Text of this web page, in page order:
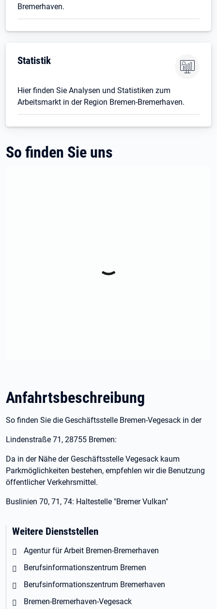
Bremerhaven.
Statistik
Hier finden Sie Analysen und Statistiken zum
Arbeitsmarkt in der Region Bremen-Bremerhaven.
So finden Sie uns
Anfahrtsbeschreibung
So finden Sie die Geschäftsstelle Bremen-Vegesack in der
Lindenstraße 71, 28755 Bremen:
Da in der Nähe der Geschäftsstelle Vegesack kaum
Parkmöglichkeiten bestehen, empfehlen wir die Benutzung
öffentlicher Verkehrsmittel.
Buslinien 70, 71, 74: Haltestelle "Bremer Vulkan"
Weitere Dienststellen
Agentur für Arbeit Bremen-Bremerhaven
Berufsinformationszentrum Bremen
Berufsinformationszentrum Bremerhaven
Bremen-Bremerhaven-Vegesack